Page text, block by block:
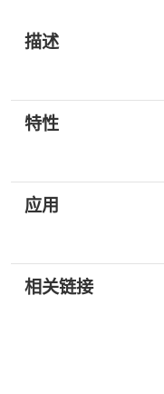
描述
特性
应用
相关链接